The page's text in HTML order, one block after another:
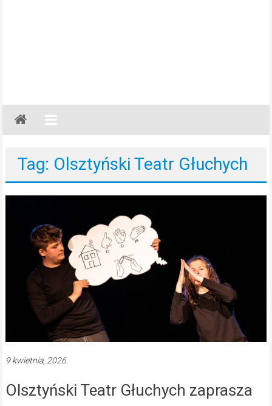
Gazeta
Regionalna
Kłobuck,
Lubliniec,
Myszków
Tag: Olsztyński Teatr Głuchych
9 kwietnia, 2026
Olsztyński Teatr Głuchych zaprasza